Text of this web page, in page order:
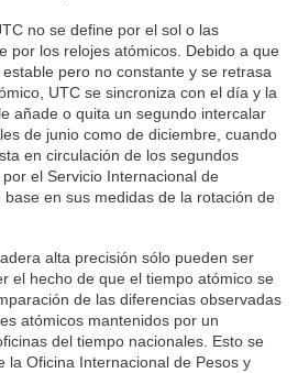
no se define por el sol o las
por los relojes atómicos. Debido a que
pero no constante y se retrasa
UTC se sincroniza con el día y la
añade o quita un segundo intercalar
de junio como de diciembre, cuando
en circulación de los segundos
el Servicio Internacional de
en sus medidas de la rotación de
alta precisión sólo pueden ser
el hecho de que el tiempo atómico se
de las diferencias observadas
atómicos mantenidos por un
del tiempo nacionales. Esto se
la Oficina Internacional de Pesos y